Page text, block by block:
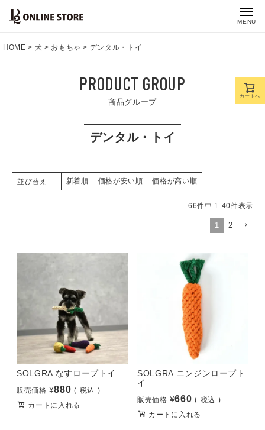
MENU
HOME 犬 おもちゃ デンタル・トイ
PRODUCT GROUP
商品グループ
デンタル・トイ
並び替え 新着順 価格が安い順 価格が高い順
66件中 1-40件表示
1 2
SOLGRA なすロープトイ
販売価格 ¥880
税込
カートに入れる
SOLGRA ニンジンロープト
イ
販売価格 ¥660
税込
カートに入れる
カートへ